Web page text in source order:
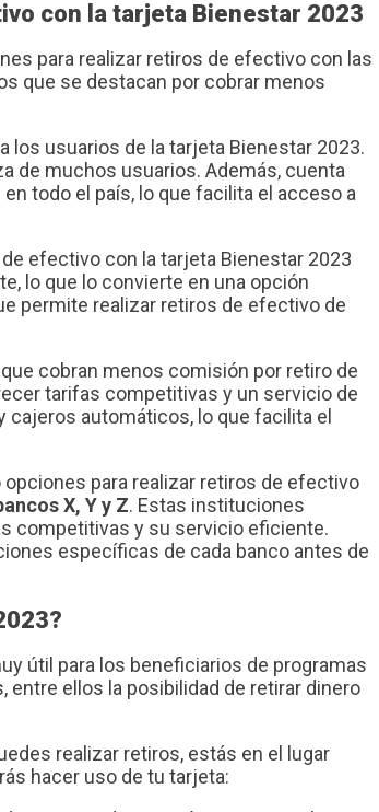
con la tarjeta Bienestar 2023
para realizar retiros de efectivo con las
que se destacan por cobrar menos
los usuarios de la tarjeta Bienestar 2023.
de muchos usuarios. Además, cuenta
todo el país, lo que facilita el acceso a
efectivo con la tarjeta Bienestar 2023
lo que lo convierte en una opción
permite realizar retiros de efectivo de
cobran menos comisión por retiro de
tarifas competitivas y un servicio de
automáticos, lo que facilita el
para realizar retiros de efectivo
X, Y y Z. Estas instituciones
competitivas y su servicio eficiente.
específicas de cada banco antes de
útil para los beneficiarios de programas
ellos la posibilidad de retirar dinero
realizar retiros, estás en el lugar
hacer uso de tu tarjeta: